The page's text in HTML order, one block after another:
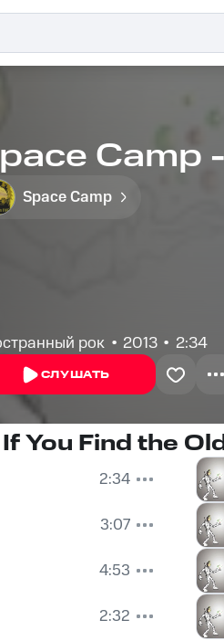
Camp
Space Camp
рок 2013 2:34
СЛУШАТЬ
If You Find the
2:34
3:07
4:53
2:32